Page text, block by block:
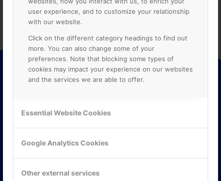
user experience, and to customize your relationship
with our website.
Click on the different category headings to find out
more. You can also change some of your
preferences. Note that blocking some types of
cookies may impact your experience on our websites
and the services we are able to offer.
Essential Website Cookies
Google Analytics Cookies
Other external services
det gäller att effektivisera processer, samarbete,
produktivitet och kommunikation i företag, skolor,
verktyg i Google Workspace och Google Cloud Platform.